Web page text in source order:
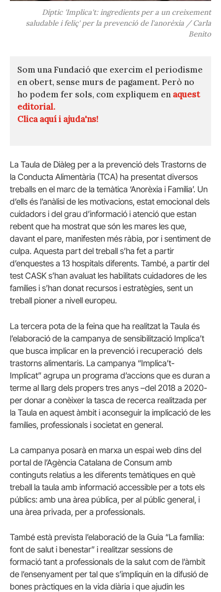
Díptic 'Implica't: ingredients per a un creixement
saludable i feliç' per la prevenció de l'anorèxia / Carla
Benito
Som una Fundació que exercim el periodisme
en obert, sense murs de pagament. Però no
ho podem fer sols, com expliquem en aquest
editorial.
Clica aquí i ajuda'ns!
La Taula de Diàleg per a la prevenció dels Trastorns de
la Conducta Alimentària (TCA) ha presentat diversos
treballs en el marc de la temàtica ‘Anorèxia i Família’. Un
d’ells és l’anàlisi de les motivacions, estat emocional dels
cuidadors i del grau d’informació i atenció que estan
rebent que ha mostrat que són les mares les que,
davant el pare, manifesten més ràbia, por i sentiment de
culpa. Aquesta part del treball s’ha fet a partir
d’enquestes a 13 hospitals diferents. També, a partir del
test CASK s’han avaluat les habilitats cuidadores de les
famílies i s’han donat recursos i estratègies, sent un
treball pioner a nivell europeu.
La tercera pota de la feina que ha realitzat la Taula és
l’elaboració de la campanya de sensibilització Implica’t
que busca implicar en la prevenció i recuperació dels
trastorns alimentaris. La campanya “Implica’t-
Implicat” agrupa un programa d’accions que es duran a
terme al llarg dels propers tres anys –del 2018 a 2020-
per donar a conèixer la tasca de recerca realitzada per
la Taula en aquest àmbit i aconseguir la implicació de les
famílies, professionals i societat en general.
La campanya posarà en marxa un espai web dins del
portal de l’Agència Catalana de Consum amb
continguts relatius a les diferents temàtiques en què
treball la taula amb informació accessible per a tots els
públics: amb una àrea pública, per al públic general, i
una àrea privada, per a professionals.
També està prevista l’elaboració de la Guia “La família:
font de salut i benestar” i realitzar sessions de
formació tant a professionals de la salut com de l’àmbit
de l’ensenyament per tal que s’impliquin en la difusió de
bones pràctiques en la vida diària i que ajudin les